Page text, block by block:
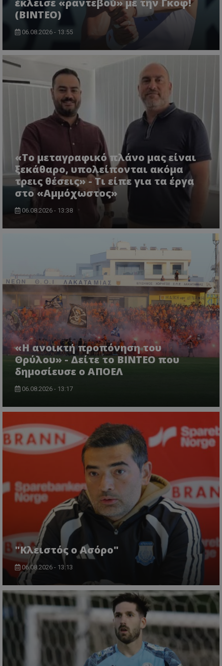
έκλεισε «ραντεβού» με την Γκοφ!
(ΒΙΝΤΕΟ)
06.08.2026 - 13:55
«Το μεταγραφικό πλάνο μας είναι
ξεκάθαρο, υπολείπονται ακόμα
τρεις θέσεις» - Τι είπε για τα έργα
στο «Αμμόχωστος»
06.08.2026 - 13:38
«Η ανοικτή προπόνηση του
Θρύλου» - Δείτε το ΒΙΝΤΕΟ που
δημοσίευσε ο ΑΠΟΕΛ
06.08.2026 - 13:17
"Κλειστός ο Ασόρο"
06.08.2026 - 13:13